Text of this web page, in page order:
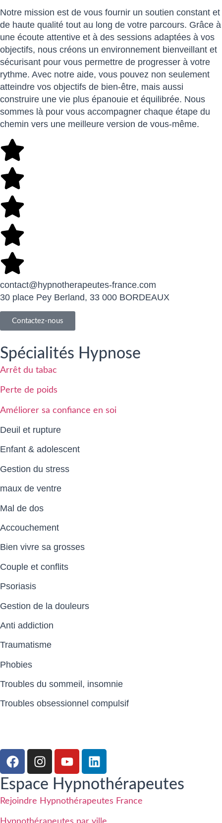
Notre mission est de vous fournir un soutien constant et
de haute qualité tout au long de votre parcours. Grâce à
une écoute attentive et à des sessions adaptées à vos
objectifs, nous créons un environnement bienveillant et
sécurisant pour vous permettre de progresser à votre
rythme. Avec notre aide, vous pouvez non seulement
atteindre vos objectifs de bien-être, mais aussi
construire une vie plus épanouie et équilibrée. Nous
sommes là pour vous accompagner chaque étape du
chemin vers une meilleure version de vous-même.
contact@hypnotherapeutes-france.com
30 place Pey Berland, 33 000 BORDEAUX
Contactez-nous
Spécialités Hypnose
Arrêt du tabac
Perte de poids
Améliorer sa confiance en soi
Deuil et rupture
Enfant & adolescent
Gestion du stress
maux de ventre
Mal de dos
Accouchement
Bien vivre sa grosses
Couple et conflits
Psoriasis
Gestion de la douleurs
Anti addiction
Traumatisme
Phobies
Troubles du sommeil, insomnie
Troubles obsessionnel compulsif
Espace Hypnothérapeutes
Rejoindre Hypnothérapeutes France